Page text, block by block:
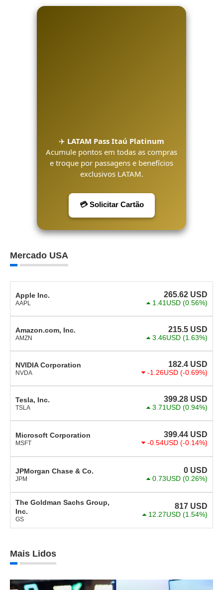
✈️ LATAM Pass Itaú Platinum
Acumule pontos em todas as compras
e troque por passagens e benefícios
exclusivos LATAM.
💳 Solicitar Cartão
Mercado USA
Apple Inc.
AAPL
265.62 USD
1.41USD (0.56%)
Amazon.com, Inc.
AMZN
215.5 USD
3.46USD (1.63%)
NVIDIA Corporation
NVDA
182.4 USD
-1.26USD (-0.69%)
Tesla, Inc.
TSLA
399.28 USD
3.71USD (0.94%)
Microsoft Corporation
MSFT
399.44 USD
-0.54USD (-0.14%)
JPMorgan Chase & Co.
JPM
0 USD
0.73USD (0.26%)
The Goldman Sachs Group,
Inc.
GS
817 USD
12.27USD (1.54%)
Mais Lidos